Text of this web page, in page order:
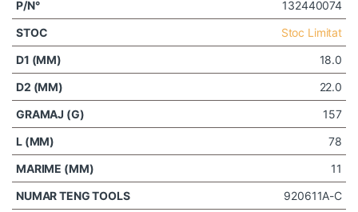
132440074
Stoc Limitat
18.0
22.0
157
78
11
920611A-C